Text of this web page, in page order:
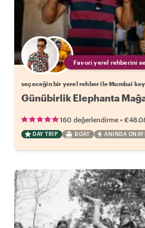
Favori yerel rehberini
seçeceğin bir yerel rehber ile Mumbai
Günübirlik Elephanta
160 değerlendirme •
DAY TRIP BOAT ANINDA